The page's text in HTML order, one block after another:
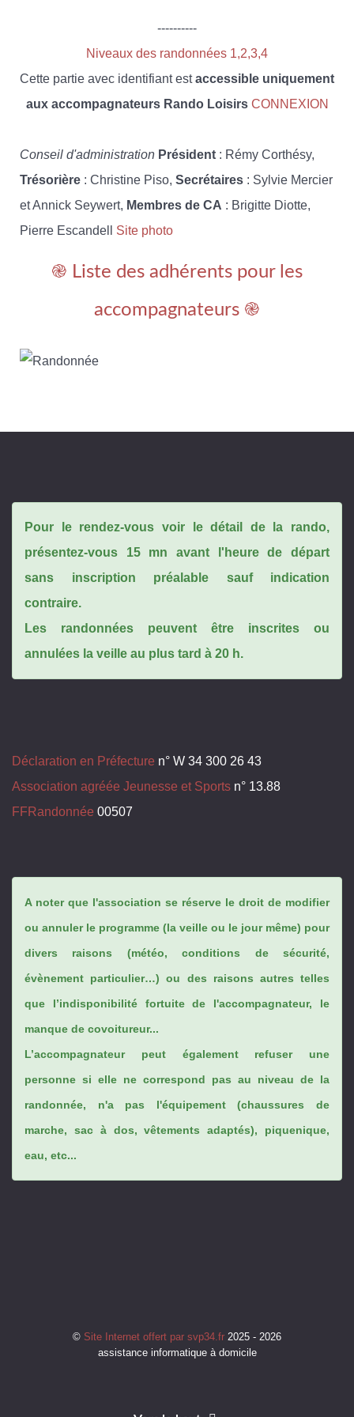
----------
Niveaux des randonnées 1,2,3,4
Cette partie avec identifiant estaccessible uniquement
aux accompagnateurs Rando Loisirs CONNEXION
Conseil d'administration Président : Rémy Corthésy,
Trésorière : Christine Piso, Secrétaires : Sylvie Mercier
et Annick Seywert, Membres de CA : Brigitte Diotte,
Pierre Escandell Site photo
֎ Liste des adhérents pour les
accompagnateurs ֎
Pour le rendez-vous voir le détail de la rando,
présentez-vous 15 mn avant l'heure de départ
sans inscription préalable sauf indication
contraire.
Les randonnées peuvent être inscrites ou
annulées la veille au plus tard à 20 h.
Déclaration en Préfecture n° W 34 300 26 43
Association agréée Jeunesse et Sports n° 13.88
FFRandonnée 00507
A noter que l'association se réserve le droit de modifier
ou annuler le programme (la veille ou le jour même) pour
divers raisons (météo, conditions de sécurité,
évènement particulier…) ou des raisons autres telles
que l’indisponibilité fortuite de l'accompagnateur, le
manque de covoitureur...
L’accompagnateur peut également refuser une
personne si elle ne correspond pas au niveau de la
randonnée, n'a pas l'équipement (chaussures de
marche, sac à dos, vêtements adaptés), piquenique,
eau, etc...
© Site Internet offert par svp34.fr 2025 - 2026
assistance informatique à domicile